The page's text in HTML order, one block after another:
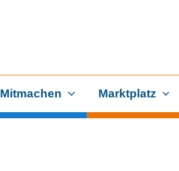
Mitmachen Marktplatz